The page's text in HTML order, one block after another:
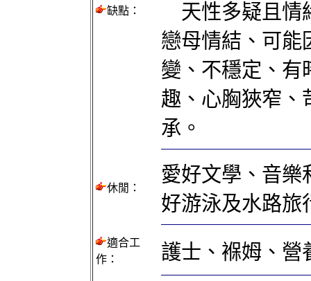
缺點：
天性多疑且情
戀母情結、可能
變、不穩定、有
趣、心胸狹窄、
承。
休閒：
愛好文學、音樂
好游泳及水路旅
適合工
作：
護士、褓姆、營